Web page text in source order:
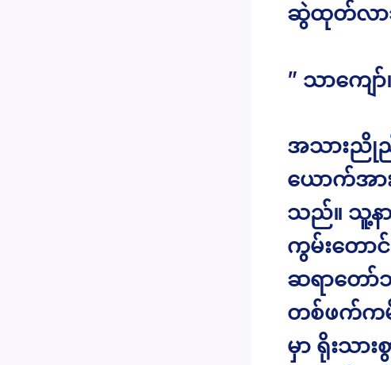
ဆွဲထုတ်လာ
” သာကျေ
အသားညိုညို
ယောက်အာ
သည်။ သူ့န
ကွမ်းတော
ဆရာတော်
တစ်ဖက်ကမ်
မှာ ရိုးသာ